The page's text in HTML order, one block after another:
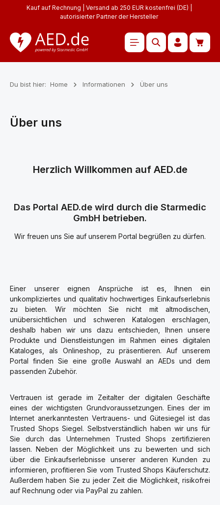
Zum Hauptinhalt springen
Kauf auf Rechnung | Versand ab 250 EUR kostenfrei (DE) |
autorisierter Partner der Hersteller
Du bist hier: Home Informationen Über uns
Über uns
Herzlich Willkommen auf AED.de
Das Portal AED.de wird durch die Starmedic
GmbH betrieben.
Wir freuen uns Sie auf unserem Portal begrüßen zu dürfen.
Einer unserer eignen Ansprüche ist es, Ihnen ein
unkompliziertes und qualitativ hochwertiges Einkaufserlebnis
zu bieten. Wir möchten Sie nicht mit altmodischen,
unübersichtlichen und schweren Katalogen erschlagen,
deshalb haben wir uns dazu entschieden, Ihnen unsere
Produkte und Dienstleistungen im Rahmen eines digitalen
Kataloges, als Onlineshop, zu präsentieren. Auf unserem
Portal finden Sie eine große Auswahl an AEDs und dem
passenden Zubehör.
Vertrauen ist gerade im Zeitalter der digitalen Geschäfte
eines der wichtigsten Grundvoraussetzungen. Eines der im
Internet anerkanntesten Vertrauens- und Gütesiegel ist das
Trusted Shops Siegel. Selbstverständlich haben wir uns für
Sie durch das Unternehmen Trusted Shops zertifizieren
lassen. Neben der Möglichkeit uns zu bewerten und sich
über die Einkaufserlebnisse unserer anderen Kunden zu
informieren, profitieren Sie vom Trusted Shops Käuferschutz.
Außerdem haben Sie zu jeder Zeit die Möglichkeit, risikofrei
auf Rechnung oder via PayPal zu zahlen.